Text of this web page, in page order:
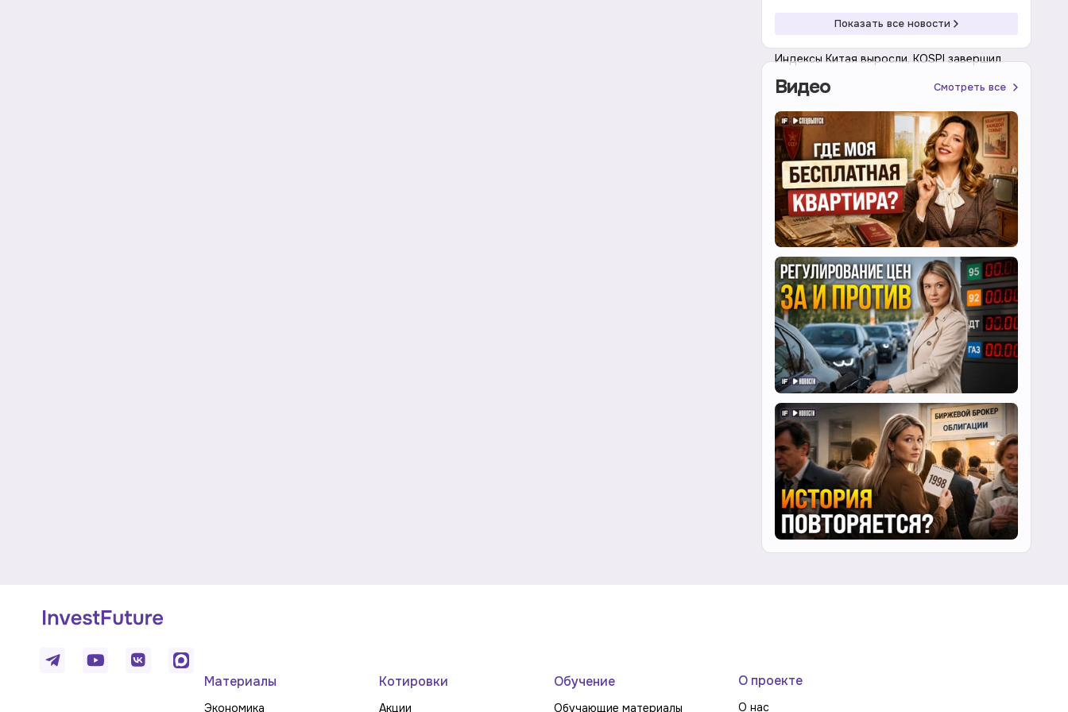
Индексы Китая выросли, KOSPI завершил
Показать все новости
Видео Смотреть все
Материалы
Экономика
Котировки
Акции
Обучение
Обучающие материалы
О проекте
О нас